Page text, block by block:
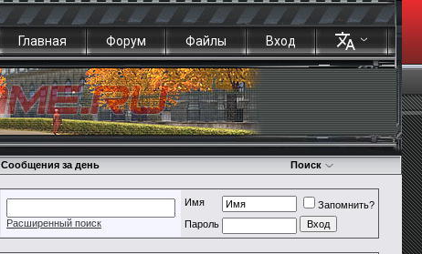
Главная Форум Файлы Вход
Сообщения за день Поиск
Расширенный поиск
Имя
Запомнить?
Пароль